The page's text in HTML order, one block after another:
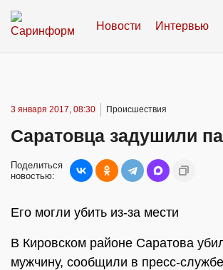
Новости Интервью
3 января 2017, 08:30 Происшествия
Саратовца задушили
Поделиться
новостью:
Его могли убить из-за мести
В Кировском районе Саратова
мужчину, сообщили в пресс-